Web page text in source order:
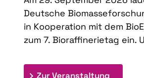
Deutsche
in Kooperation mit dem
zum 7. Bioraffinerietag ein.
Zur Veranstaltung